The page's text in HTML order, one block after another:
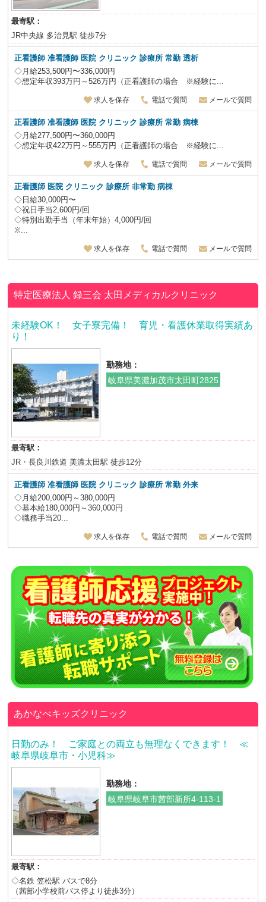
最寄駅：
JR中央線 多治見駅 徒歩7分
正看護師 准看護師 医院 クリニック 診療所 常勤 透析
◇月給253,500円〜336,000円
◇想定年収393万円～526万円（正看護師の場合 ※経験に...
求人を保存 電話で質問 メールで質問
正看護師 准看護師 医院 クリニック 診療所 常勤 病棟
◇月給277,500円〜360,000円
◇想定年収422万円～555万円（正看護師の場合 ※経験に...
求人を保存 電話で質問 メールで質問
正看護師 医院 クリニック 診療所 非常勤病棟
◇日給30,000円〜
◇祝日手当2,600円/回
◇特別出勤手当（年末年始）4,000円/回
※...
求人を保存 電話で質問 メールで質問
特定医療法人 録三会 太田メディカルクリニック
未経験OK！ 女子寮完備！ 育児・看護休業取得実績あ
り！
勤務地：
岐阜県美濃加茂市太田町2825
最寄駅：
JR・長良川鉄道 美濃太田駅 徒歩12分
正看護師 准看護師 医院 クリニック 診療所 常勤 外来
◇月給200,000円～380,000円
◇基本給180,000円～360,000円
◇職務手当20...
求人を保存 電話で質問 メールで質問
あかなべキッズクリニック
日勤のみ！ ご家庭との両立も無理なくできます！ ≪
岐阜県岐阜市・小児科≫
勤務地：
岐阜県岐阜市茜部新所4-113-1
最寄駅：
◇名鉄 笠松駅 バスで8分
（茜部小学校前バス停より徒歩3分）